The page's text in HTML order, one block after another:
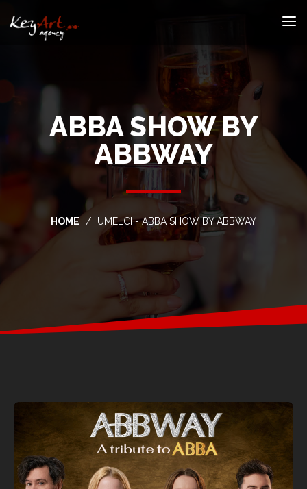
ABBA SHOW BY
ABBWAY
HOME UMELCI - ABBA SHOW BY ABBWAY